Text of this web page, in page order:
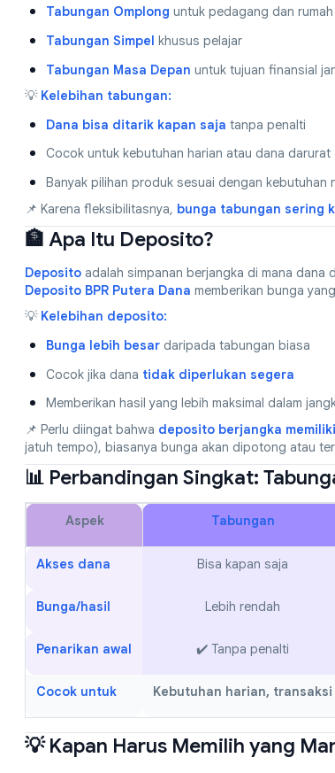
Tabungan Omplong untuk pedagang dan
Tabungan Simpel khusus pelajar
Tabungan Masa Depan untuk tujuan finansial
💡 Kelebihan tabungan:
Dana bisa ditarik kapan saja tanpa penalti
Cocok untuk kebutuhan harian atau dana darurat
Banyak pilihan produk sesuai dengan kebutuhan
📌 Karena fleksibilitasnya, bunga tabungan sering
🏦 Apa Itu Deposito?
Deposito adalah simpanan berjangka di mana dana
Deposito BPR Putera Dana memberikan bunga
💡 Kelebihan deposito:
Bunga lebih besar daripada tabungan biasa
Cocok jika dana tidak diperlukan segera
Memberikan hasil yang lebih maksimal dalam
📌 Perlu diingat bahwa deposito berjangka
jatuh tempo), biasanya bunga akan dipotong atau
📊 Perbandingan Singkat:
Aspek Tabungan
Akses dana Bisa kapan saja
Bunga/hasil Lebih rendah
Penarikan awal ✔️ Tanpa penalti
Cocok untuk Kebutuhan harian, transaksi
💡 Kapan Harus Memilih yang